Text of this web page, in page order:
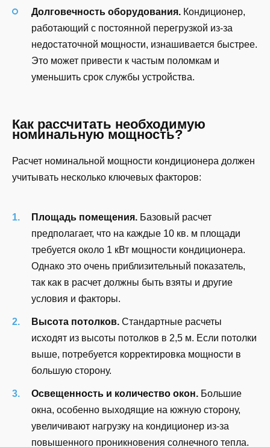
Долговечность оборудования. Кондиционер,
работающий с постоянной перегрузкой из-за
недостаточной мощности, изнашивается быстрее.
Это может привести к частым поломкам и
уменьшить срок службы устройства.
Как рассчитать необходимую
номинальную мощность?
Расчет номинальной мощности кондиционера должен
учитывать несколько ключевых факторов:
Площадь помещения. Базовый расчет
предполагает, что на каждые 10 кв. м площади
требуется около 1 кВт мощности кондиционера.
Однако это очень приблизительный показатель,
так как в расчет должны быть взяты и другие
условия и факторы.
Высота потолков. Стандартные расчеты
исходят из высоты потолков в 2,5 м. Если потолки
выше, потребуется корректировка мощности в
большую сторону.
Освещенность и количество окон. Большие
окна, особенно выходящие на южную сторону,
увеличивают нагрузку на кондиционер из-за
повышенного проникновения солнечного тепла.